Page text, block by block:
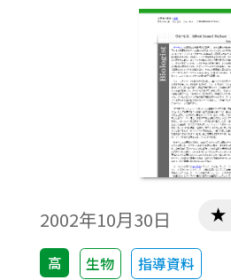
2002年10月30日
高 生物 指導資料